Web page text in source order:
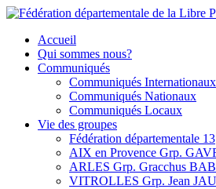
Skip
content
Fédération départementale de la Libre
Membre de la fédération Nationale de la
maitre
Accueil
Qui sommes nous?
Communiqués
Communiqués Internationaux
Communiqués Nationaux
Communiqués Locaux
Vie des groupes
Fédération départementale 13
AIX en Provence Grp.
ARLES Grp. Gracchus
VITROLLES Grp. Jean